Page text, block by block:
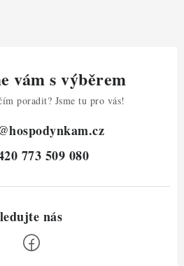
vám s výběrem
poradit? Jsme tu pro vás!
hospodynkam.cz
773 509 080